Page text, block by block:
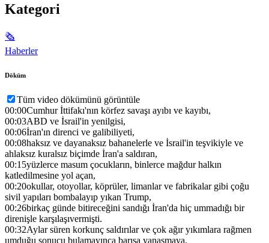
Kategori
🗞
Haberler
Döküm
Tüm video dökümünü görüntüle
00:00Cumhur İttifakı'nın körfez savaşı ayıbı ve kayıbı,
00:03ABD ve İsrail'in yenilgisi,
00:06İran'ın direnci ve galibiliyeti,
00:08haksız ve dayanaksız bahanelerle ve İsrail'in teşvikiyle ve
ahlaksız kuralsız biçimde İran'a saldıran,
00:15yüzlerce masum çocukların, binlerce mağdur halkın
katledilmesine yol açan,
00:20okullar, otoyollar, köprüler, limanlar ve fabrikalar gibi çoğu
sivil yapıları bombalayıp yıkan Trump,
00:26birkaç günde bitireceğini sandığı İran'da hiç ummadığı bir
direnişle karşılaşıvermişti.
00:32Aylar süren korkunç saldırılar ve çok ağır yıkımlara rağmen
umduğu sonucu bulamayınca barışa yanaşmaya,